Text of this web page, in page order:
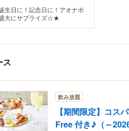
生日に！記念日に！アオナポ
大にサプライズ☆★
ス
飲み放題
【期間限定】コス
Free 付き♪（～